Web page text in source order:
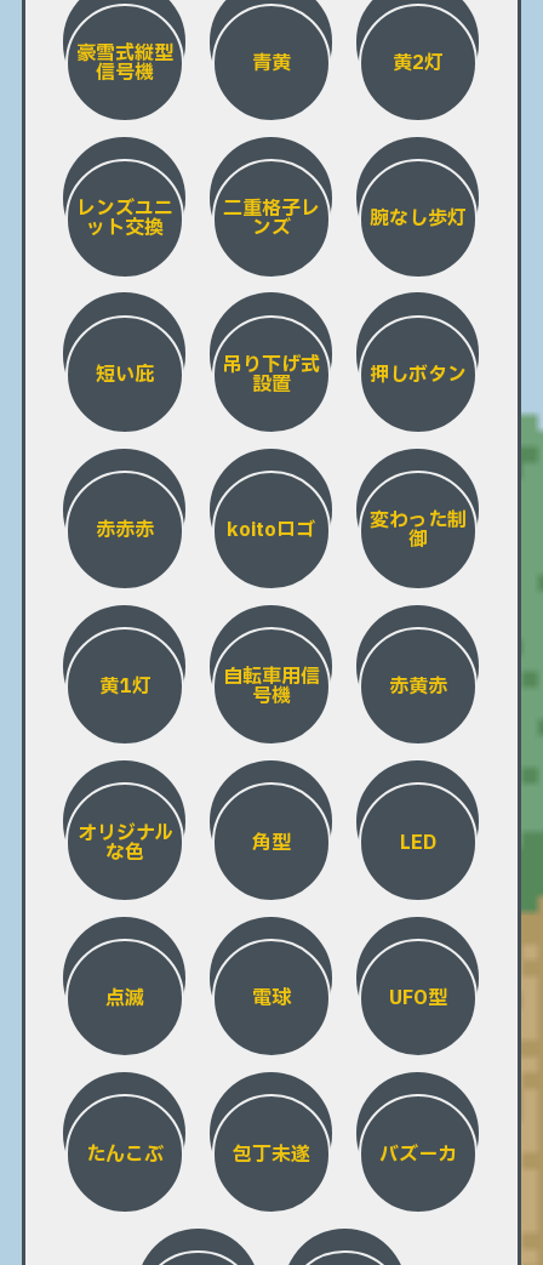
豪雪式縦型
信号機 青黄 黄2灯
レンズユニ
ット交換
二重格子レ
ンズ 腕なし歩灯
短い庇 吊り下げ式
設置 押しボタン
赤赤赤 koitoロゴ 変わった制
御
黄1灯 自転車用信
号機 赤黄赤
オリジナル
な色 角型 LED
点滅 電球 UFO型
たんこぶ 包丁未遂 バズーカ